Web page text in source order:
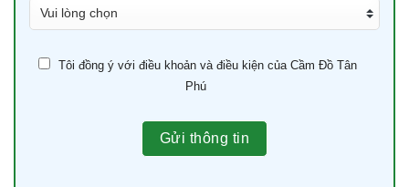
Tôi đồng ý với điều khoản và điều kiện của Cầm Đồ Tân
Phú